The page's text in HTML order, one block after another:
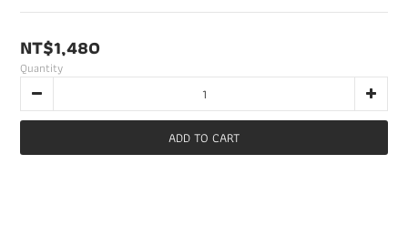
NT$1,480
Quantity
ADD TO CART